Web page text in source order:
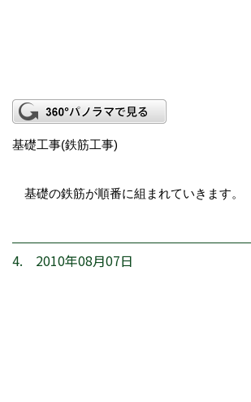
基礎工事(鉄筋工事)
基礎の鉄筋が順番に組まれていきます。
4. 2010年08月07日